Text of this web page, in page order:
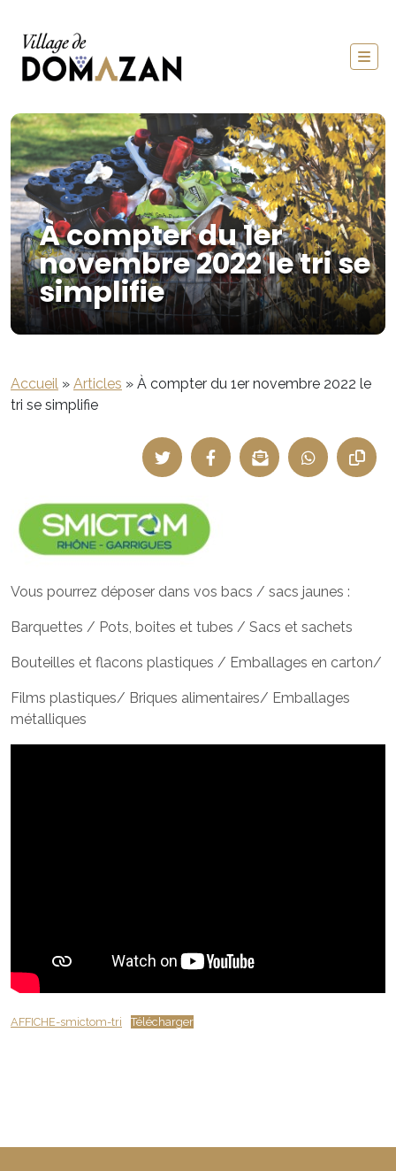
À compter du 1er
novembre 2022 le tri se
simplifie
Accueil » Articles » À compter du 1er novembre 2022 le
tri se simplifie
Vous pourrez déposer dans vos bacs / sacs jaunes :
Barquettes / Pots, boites et tubes / Sacs et sachets
Bouteilles et flacons plastiques / Emballages en carton/
Films plastiques/ Briques alimentaires/ Emballages
métalliques
AFFICHE-smictom-tri Télécharger